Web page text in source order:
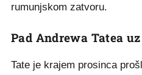
rumunjskom zatvoru.
Pad Andrewa Tatea
Tate je krajem prosinca